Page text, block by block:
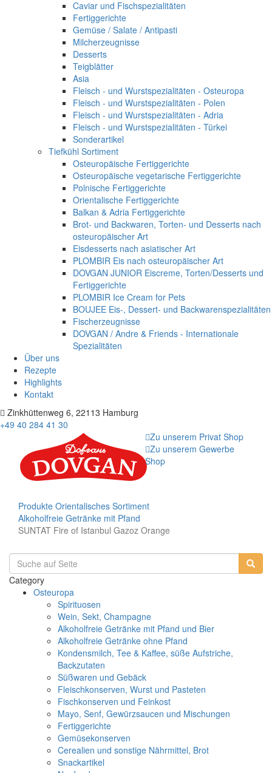
Caviar und Fischspezialitäten
Fertiggerichte
Gemüse / Salate / Antipasti
Milcherzeugnisse
Desserts
Teigblätter
Asia
Fleisch - und Wurstspezialitäten - Osteuropa
Fleisch - und Wurstspezialitäten - Polen
Fleisch - und Wurstspezialitäten - Adria
Fleisch - und Wurstspezialitäten - Türkei
Sonderartikel
Tiefkühl Sortiment
Osteuropäische Fertiggerichte
Osteuropäische vegetarische Fertiggerichte
Polnische Fertiggerichte
Orientalische Fertiggerichte
Balkan & Adria Fertiggerichte
Brot- und Backwaren, Torten- und Desserts nach
osteuropäischer Art
Eisdesserts nach asiatischer Art
PLOMBIR Eis nach osteuropäischer Art
DOVGAN JUNIOR Eiscreme, Torten/Desserts und
Fertiggerichte
PLOMBIR Ice Cream for Pets
BOUJEE Eis-, Dessert- und Backwarenspezialitäten
Fischerzeugnisse
DOVGAN / Andre & Friends - Internationale
Spezialitäten
Über uns
Rezepte
Highlights
Kontakt
Zinkhüttenweg 6, 22113 Hamburg
+49 40 284 41 30
Zu unserem Privat Shop
Zu unserem Gewerbe
Shop
Produkte Orientalisches Sortiment
Alkoholfreie Getränke mit Pfand
SUNTAT Fire of Istanbul Gazoz Orange
Category
Osteuropa
Spirituosen
Wein, Sekt, Champagne
Alkoholfreie Getränke mit Pfand und Bier
Alkoholfreie Getränke ohne Pfand
Kondensmilch, Tee & Kaffee, süße Aufstriche,
Backzutaten
Süßwaren und Gebäck
Fleischkonserven, Wurst und Pasteten
Fischkonserven und Feinkost
Mayo, Senf, Gewürzsaucen und Mischungen
Fertiggerichte
Gemüsekonserven
Cerealien und sonstige Nährmittel, Brot
Snackartikel